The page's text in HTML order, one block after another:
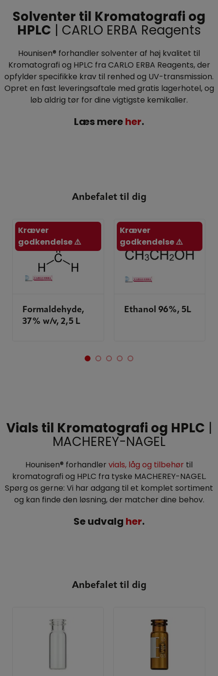
Solventer til Kromatografi og
HPLC | CARLO ERBA Reagents
Hounisen® forhandler solventer af høj kvalitet til
Kromatografi og HPLC fra CARLO ERBA Reagents, der
opfylder specifikke krav til renhed og UV-transmission.
Opret en fast leveringsaftale med gratis lagerhotel, og
løb aldrig tør for dine vigtigste kemikalier.
Læs mereher.
Anbefalet til dig
Kræver
godkendelse ⚠️
Formaldehyde,
37% w/v, 2,5 L
Kræver
godkendelse ⚠️
Ethanol 96%, 5L
Vials til Kromatografi og HPLC |
MACHEREY-NAGEL
Hounisen® forhandler vials, låg og tilbehør til
kromatografi og HPLC fra tyske MACHEREY-NAGEL.
Spørg os gerne: Vi har adgang til et komplet sortiment
og kan finde den løsning, der matcher dine behov.
Se udvalg her.
Anbefalet til dig